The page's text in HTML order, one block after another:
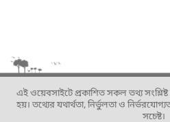
এই ওয়েবসাইটে প্রকাশিত সকল তথ্য
হয়। তথ্যের যথার্থতা, নির্ভুলতা ও
সচেষ্ট।